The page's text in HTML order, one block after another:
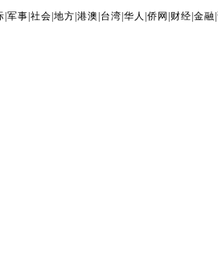
|军事 |社会 |地方 |港澳 台湾 |华人 |侨网 财经 |金融 |